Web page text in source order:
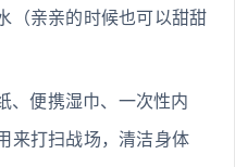
（亲亲的时候也可以甜甜
、便携湿巾、一次性内
来打扫战场，清洁身体